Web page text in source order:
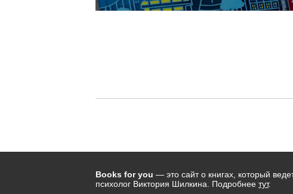
Books for you — это сайт о книгах, который
психолог Виктория Шилкина. Подробнее тут.